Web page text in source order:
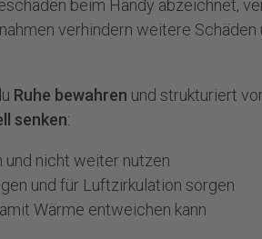
beim Handy abzeichnet,
verhindern weitere
Ruhe bewahren und strukturiert
senken:
und nicht weiter nutzen
und für Luftzirkulation sorgen
Wärme entweichen kann